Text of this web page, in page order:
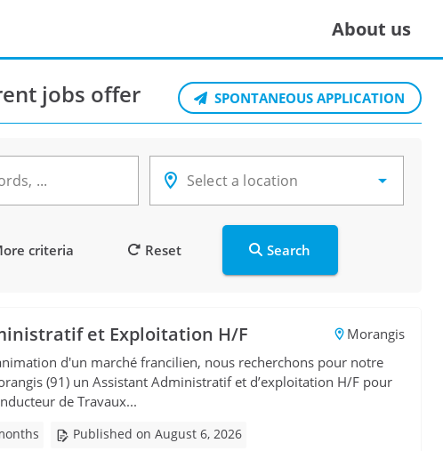
About us
jobs offer SPONTANEOUS APPLICATION
... Select a location
criteria Reset Search
et Exploitation H/F
Morangis
d'un marché francilien, nous recherchons pour notre
(91) un Assistant Administratif et d’exploitation H/F pour
de Travaux...
Published on August 6, 2026